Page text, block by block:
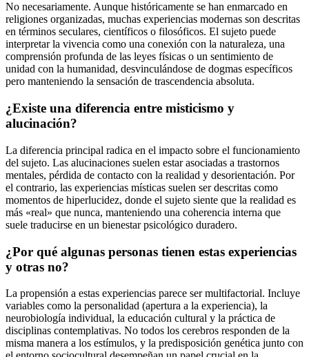
No necesariamente. Aunque históricamente se han enmarcado en
religiones organizadas, muchas experiencias modernas son descritas
en términos seculares, científicos o filosóficos. El sujeto puede
interpretar la vivencia como una conexión con la naturaleza, una
comprensión profunda de las leyes físicas o un sentimiento de
unidad con la humanidad, desvinculándose de dogmas específicos
pero manteniendo la sensación de trascendencia absoluta.
¿Existe una diferencia entre misticismo y
alucinación?
La diferencia principal radica en el impacto sobre el funcionamiento
del sujeto. Las alucinaciones suelen estar asociadas a trastornos
mentales, pérdida de contacto con la realidad y desorientación. Por
el contrario, las experiencias místicas suelen ser descritas como
momentos de hiperlucidez, donde el sujeto siente que la realidad es
más «real» que nunca, manteniendo una coherencia interna que
suele traducirse en un bienestar psicológico duradero.
¿Por qué algunas personas tienen estas experiencias
y otras no?
La propensión a estas experiencias parece ser multifactorial. Incluye
variables como la personalidad (apertura a la experiencia), la
neurobiología individual, la educación cultural y la práctica de
disciplinas contemplativas. No todos los cerebros responden de la
misma manera a los estímulos, y la predisposición genética junto con